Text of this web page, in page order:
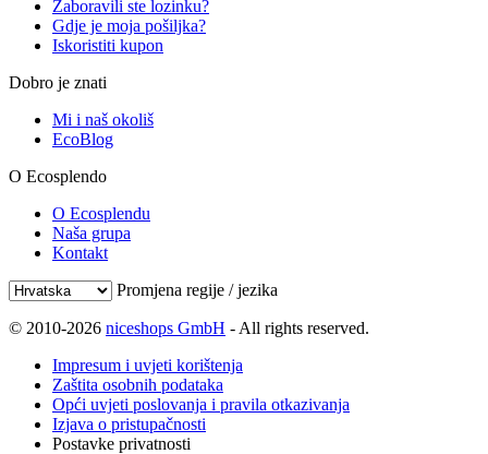
Zaboravili ste lozinku?
Gdje je moja pošiljka?
Iskoristiti kupon
Dobro je znati
Mi i naš okoliš
EcoBlog
O Ecosplendo
O Ecosplendu
Naša grupa
Kontakt
Promjena regije / jezika
© 2010-2026 niceshops GmbH - All rights reserved.
Impresum i uvjeti korištenja
Zaštita osobnih podataka
Opći uvjeti poslovanja i pravila otkazivanja
Izjava o pristupačnosti
Postavke privatnosti